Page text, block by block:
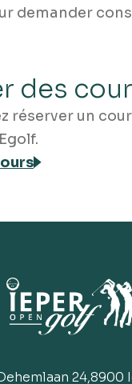
demander
des
réserver un
24,8900